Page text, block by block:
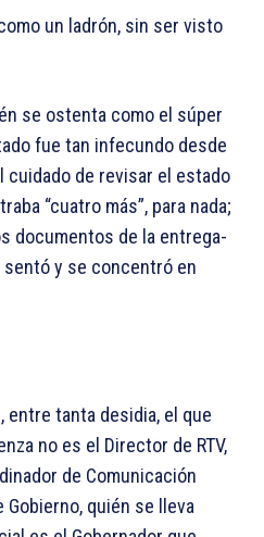
un ladrón, sin ser visto
se ostenta como el súper
fue tan infecundo desde
cuidado de revisar el estado
“cuatro más”, para nada;
documentos de la entrega-
y se concentró en
entre tanta desidia, el que
no es el Director de RTV,
de Comunicación
quién se lleva